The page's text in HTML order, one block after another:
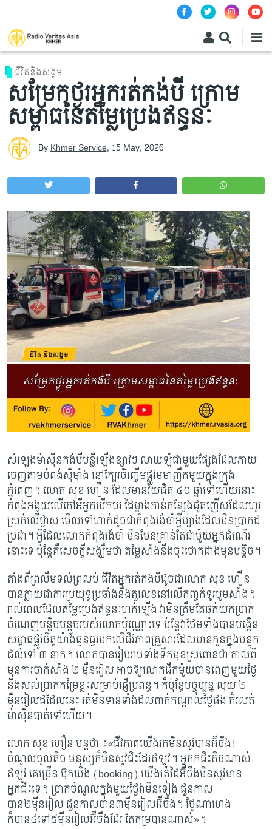
ជីវិតនិងសង្គម
សម្រែកថ្ងូរអ្នករត់កង់បី ក្រោម
សម្ពាធនៃតម្លៃប្រេងឥន្ធនៈ
ByKhmer Service, 15 May, 2026
សំឡេងម៉ាស៊ីនកង់បីបន្លឺឡើងខ្សាវៗ លាយឡំជាមួយផ្សែងដែលភាយ
ចេញតាមបំពង់ស៊ីម៉ាំង នៅក្បែរចិញ្ចើមផ្លូវមមាញឹកមួយក្នុងក្រុង
ភ្នំពេញ។ លោក សុខ ហឿន ដែលមានវ័យជិត ៤០ ឆ្នាំទៅហើយនោះ
កំពុងអង្គុយលើកៅអីអ្នកបើកបរ ដៃម្ខាងកាន់កន្សែងជូតញើសដែលហូរ
ស្រក់លើថ្ងាស មើលទៅហាក់ដូចជាកំពុងរង់ចាំអ្វីម្យ៉ាងដែលមិនប្រាកដ
ប្រជា។ អ្វីដែលលោកកំពុងរង់ចាំ មិនមែនគ្រាន់តែជាម៉ូយអ្នកដំណើរ
នោះទេ ប៉ុន្តែគឺសេចក្តីសង្ឃឹមថា តម្លៃសាំងនឹងចុះថោកជាងមុនបន្តិច។
តាំងពីព្រលឹមទល់ព្រលប់ ជីវិតអ្នករត់កង់បីដូចជាលោក សុខ ហឿន
បានក្លាយជាការប្រយុទ្ធប្រឆាំងនឹងតួលេខនៅលើកញ្ចក់ទូរបូមសាំង។
រាល់ពេលដែលតម្លៃប្រេងឥន្ធនៈហក់ឡើង វាមិនត្រឹមតែឆក់យកប្រាក់
ចំណេញបន្តិចបន្តួចរបស់លោកប៉ុណ្ណោះទេ ប៉ុន្តែវាថែមទាំងបានបង្កើន
សម្ពាធផ្លូវចិត្តយ៉ាងធ្ងន់ធ្ងរមកលើជីវភាពគ្រួសារដែលមានកូនក្នុងបន្ទុក
ដល់ទៅ ៣ នាក់។ លោកបានរៀបរាប់ទាំងទឹកមុខស្រពោនថា កាលពី
មុនការចាក់សាំង ២ ម៉ឺនរៀល អាចឱ្យលោកដឹកម៉ូយបានពេញមួយថ្ងៃ
និងសល់ប្រាក់កម្រៃខ្លះសម្រាប់ផ្ញើប្រពន្ធ។ ក៏ប៉ុន្តែបច្ចុប្បន្ន លុយ ២
ម៉ឺនរៀលដដែលនេះ រត់មិនទាន់ទាំងដល់ពាក់កណ្តាលថ្ងៃផង ក៏រលត់
ម៉ាស៊ីនបាត់ទៅហើយ។
លោក សុខ ហឿន បន្តថា ៖«ជីវភាពយើងរកមិនសូវបានអ៊ីចឹង!
ចំណូលចូលតិច មនុស្សក៏មិនសូវជិះដែរឥឡូវ។ អ្នកកជិះតិចណាស់
ឥឡូវ គេច្រើន ប៊ុកឃីង (booking) យើងរត់ដៃអ៊ីចឹងមិនសូវមាន
អ្នកជិះទេ។ ប្រាក់ចំណូលក្នុងមួយថ្ងៃវាមិនទៀង ជួនកាល
បាន២ម៉ីនរៀល ជួនកាលបាន៣ម៉ីនរៀលអ៊ីចឹង។ ថ្ងៃណាហេង
ក៏បាន៤ទៅ៥ម៉ីនរៀលអ៊ីចឹងដែរ តែកម្របានណាស់»។